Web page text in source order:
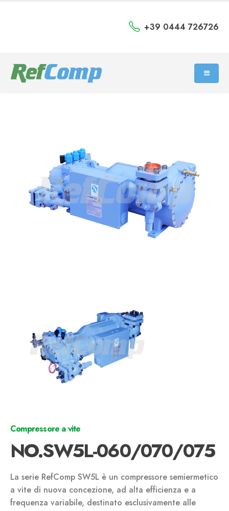
+39 0444 726726
Compressore a vite
NO.SW5L-060/070/075
La serie RefComp SW5L è un compressore semiermetico
a vite di nuova concezione, ad alta efficienza e a
frequenza variabile, destinato esclusivamente alle